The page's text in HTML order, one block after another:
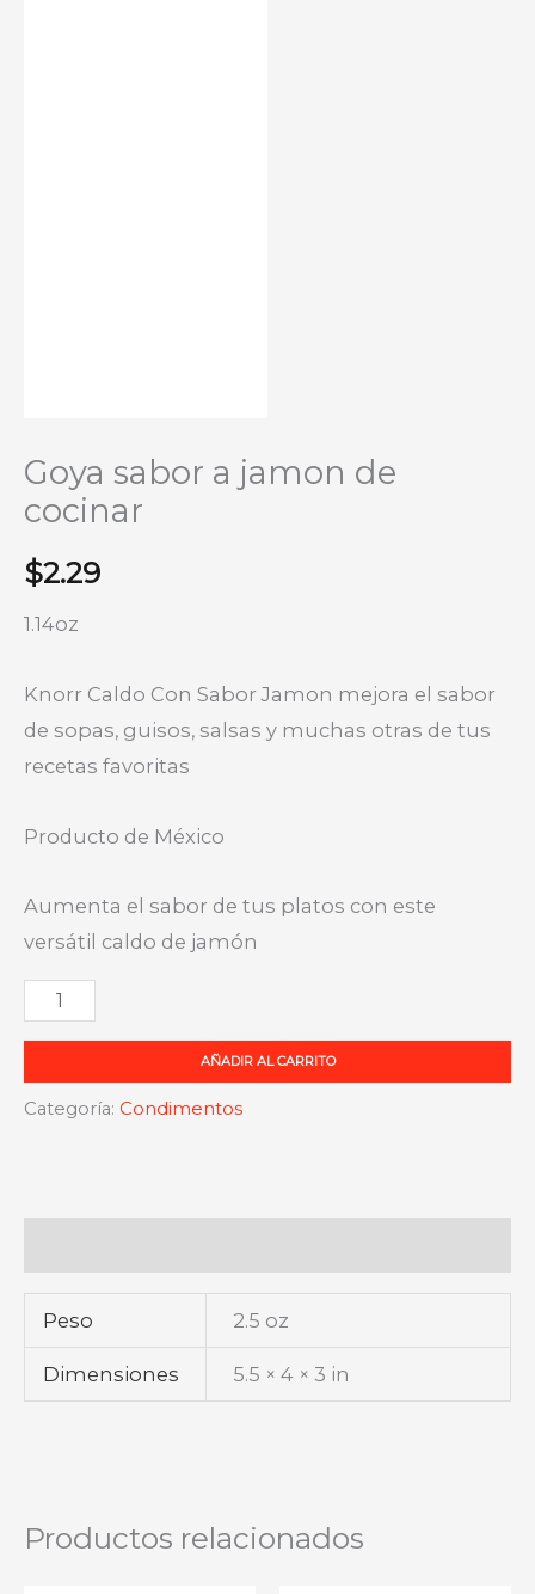
Goya sabor a jamon de
cocinar
$2.29
1.14oz
Knorr Caldo Con Sabor Jamon mejora el sabor
de sopas, guisos, salsas y muchas otras de tus
recetas favoritas
Producto de México
Aumenta el sabor de tus platos con este
versátil caldo de jamón
Goya
jamon
AÑADIR AL CARRITO
Categoría: Condimentos
Peso 2.5 oz
Dimensiones 5.5 × 4 × 3 in
Productos relacionados